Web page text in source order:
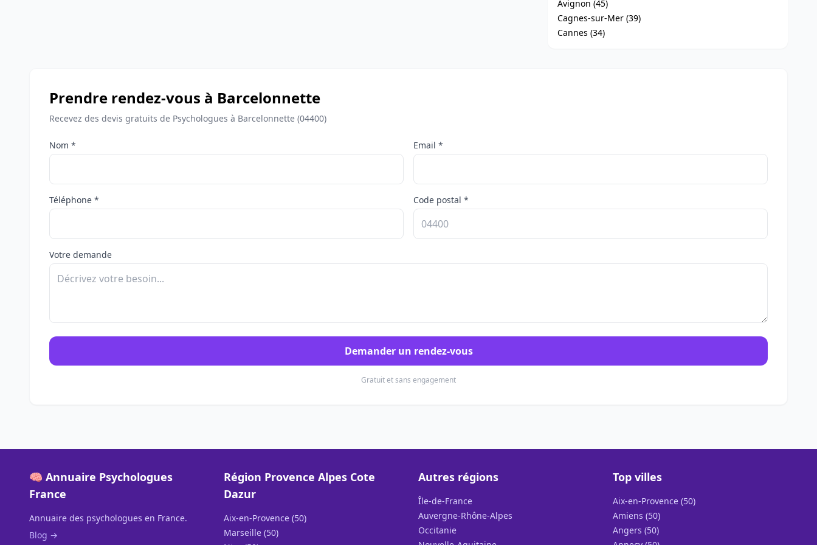
Avignon (45)
Cagnes-sur-Mer (39)
Cannes (34)
Prendre rendez-vous à Barcelonnette
Recevez des devis gratuits de Psychologues à Barcelonnette (04400)
Nom * Email *
Téléphone * Code postal *
Votre demande
Demander un rendez-vous
Gratuit et sans engagement
🧠 Annuaire Psychologues
France
Annuaire des psychologues en France.
Blog →
Région Provence Alpes Cote
Dazur
Aix-en-Provence (50)
Marseille (50)
Autres régions
Île-de-France
Auvergne-Rhône-Alpes
Occitanie
Top villes
Aix-en-Provence (50)
Amiens (50)
Angers (50)